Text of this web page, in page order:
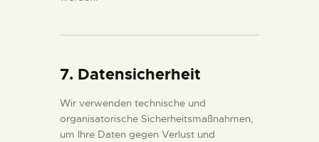
7. Datensicherheit
Wir verwenden technische und
organisatorische Sicherheitsmaßnahmen,
um Ihre Daten gegen Verlust und